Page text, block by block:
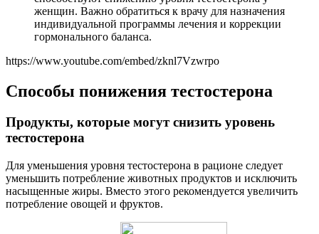
женщин. Важно обратиться к врачу для назначения
индивидуальной программы лечения и коррекции
гормонального баланса.
https://www.youtube.com/embed/zknl7Vzwrpo
Способы понижения тестостерона
Продукты, которые могут снизить уровень
тестостерона
Для уменьшения уровня тестостерона в рационе следует
уменьшить потребление животных продуктов и исключить
насыщенные жиры. Вместо этого рекомендуется увеличить
потребление овощей и фруктов.